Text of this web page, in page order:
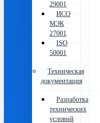
29001
ИСО
МЭК
27001
ISO
50001
Техническая
документация
Разработка
технических
условий